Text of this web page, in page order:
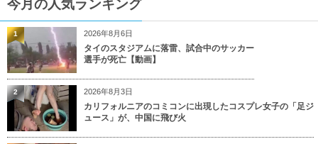
今月の人気ランキング
2026年8月6日
タイのスタジアムに落雷、試合中のサッカー
選手が死亡【動画】
1
2026年8月3日
カリフォルニアのコミコンに出現したコスプレ女子の「足ジ
ュース」が、中国に飛び火
2